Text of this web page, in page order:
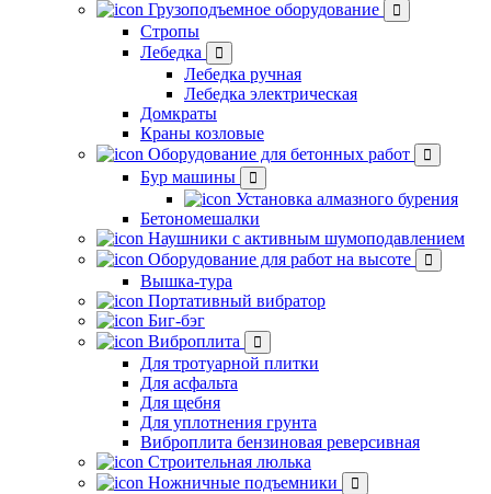
Грузоподъемное оборудование
Стропы
Лебедка
Лебедка ручная
Лебедка электрическая
Домкраты
Краны козловые
Оборудование для бетонных работ
Бур машины
Установка алмазного бурения
Бетономешалки
Наушники с активным шумоподавлением
Оборудование для работ на высоте
Вышка-тура
Портативный вибратор
Биг-бэг
Виброплита
Для тротуарной плитки
Для асфальта
Для щебня
Для уплотнения грунта
Виброплита бензиновая реверсивная
Строительная люлька
Ножничные подъемники